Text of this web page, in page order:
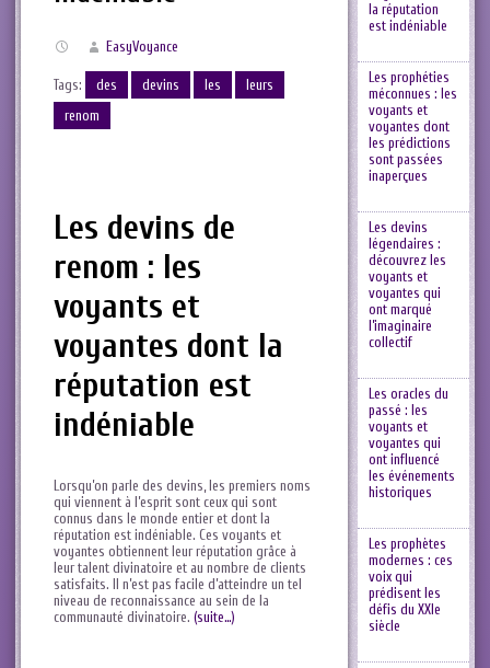
EasyVoyance
Tags: des devins les
leurs
renom
Les devins de
renom : les
voyants et
voyantes dont la
réputation est
indéniable
Lorsqu’on parle des devins, les premiers noms
qui viennent à l’esprit sont ceux qui sont
connus dans le monde entier et dont la
réputation est indéniable. Ces voyants et
voyantes obtiennent leur réputation grâce à
leur talent divinatoire et au nombre de clients
satisfaits. Il n’est pas facile d’atteindre un tel
niveau de reconnaissance au sein de la
communauté divinatoire. (suite…)
la réputation
est indéniable
Les prophéties
méconnues : les
voyants et
voyantes dont
les prédictions
sont passées
inaperçues
Les devins
légendaires :
découvrez les
voyants et
voyantes qui
ont marqué
l’imaginaire
collectif
Les oracles du
passé : les
voyants et
voyantes qui
ont influencé
les événements
historiques
Les prophètes
modernes : ces
voix qui
prédisent les
défis du XXIe
siècle